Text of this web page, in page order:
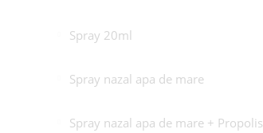
Spray 20ml
Spray nazal apa de mare
Spray nazal apa de mare + Propolis